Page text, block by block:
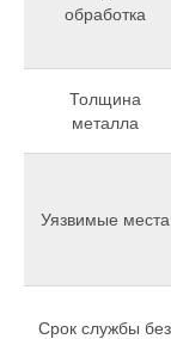
обработка
Толщина
металла
Уязвимые места
Срок службы без